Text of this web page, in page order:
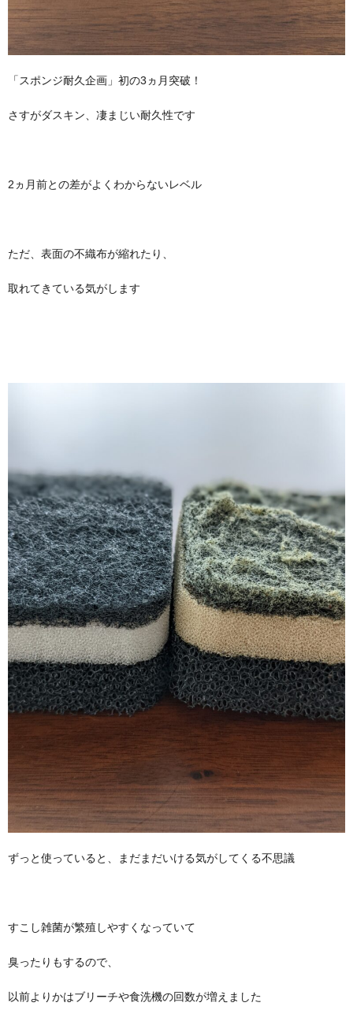
「スポンジ耐久企画」初の3ヵ月突破！
さすがダスキン、凄まじい耐久性です
2ヵ月前との差がよくわからないレベル
ただ、表面の不織布が縮れたり、
取れてきている気がします
ずっと使っていると、まだまだいける気がしてくる不思議
すこし雑菌が繁殖しやすくなっていて
臭ったりもするので、
以前よりかはブリーチや食洗機の回数が増えました